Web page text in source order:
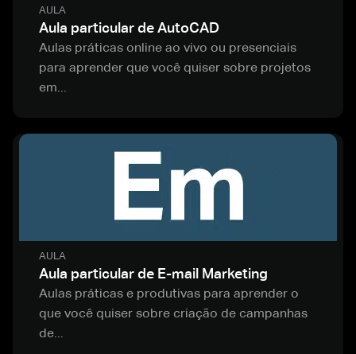
AULA
Aula particular de AutoCAD
Aulas práticas online ao vivo ou presenciais
para aprender que você quiser sobre projetos
em...
AULA
Aula particular de E-mail Marketing
Aulas práticas e produtivas para aprender o
que você quiser sobre criação de campanhas
de...